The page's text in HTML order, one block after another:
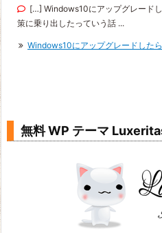
[…] Windows10にアップグレード
策に乗り出したっていう話 ...
Windows10にアップグレードした
無料 WP テーマ